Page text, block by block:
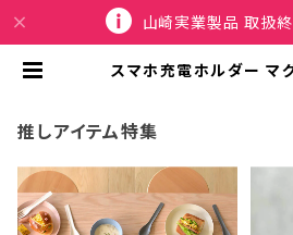
山崎実業製品 取扱
スマホ充電ホルダー マ
石こうボード壁対応
推しアイテム特集